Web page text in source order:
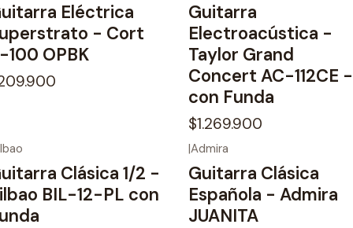
Eléctrica
- Cort
100 OPBK
Guitarra
Electroacústica -
Taylor Grand
Concert AC-112CE -
con Funda
$1.269.900
Clásica 1/2 -
BIL-12-PL con
|Admira
Guitarra Clásica
Española - Admira
JUANITA